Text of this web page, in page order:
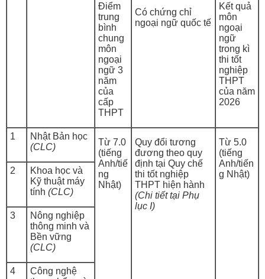
Điểm
trung
bình
chung
môn
ngoại
ngữ 3
năm
của
cấp
THPT
Có chứng chỉ
ngoại ngữ quốc tế
Kết quả
môn
ngoại
ngữ
trong kì
thi tốt
nghiệp
THPT
của năm
2026
1
Nhật Bản học
(CLC)
Từ 7.0
(tiếng
Anh/tiế
ng
Nhật)
Quy đổi tương
đương theo quy
định tại Quy chế
thi tốt nghiệp
THPT hiện hành
(Chi tiết tại Phụ
lục I)
Từ 5.0
(tiếng
Anh/tiến
g Nhật)
2
Khoa học và
Kỹ thuật máy
tính (CLC)
3
Nông nghiệp
thông minh và
Bền vững
(CLC)
4
Công nghệ